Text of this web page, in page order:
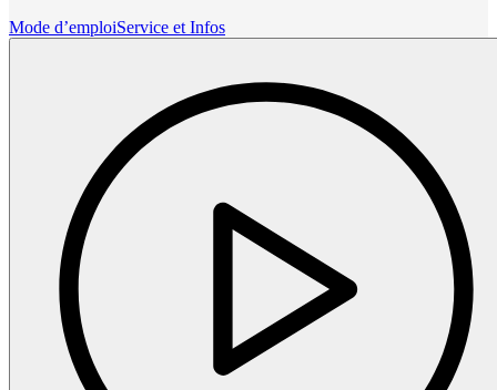
Mode d’emploiService et Infos